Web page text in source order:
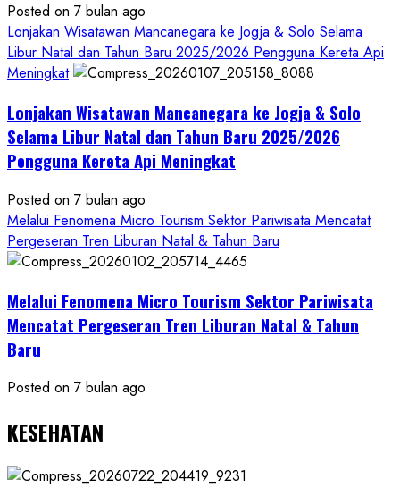
Resmi
Sandang
Status
Kalurahan
Budaya
Posted on 7 bulan ago
Lonjakan Wisatawan Mancanegara ke Jogja & Solo Selama
Libur Natal dan Tahun Baru 2025/2026 Pengguna Kereta Api
Meningkat
Lonjakan Wisatawan Mancanegara ke Jogja & Solo
Selama Libur Natal dan Tahun Baru 2025/2026
Pengguna Kereta Api Meningkat
Posted on 7 bulan ago
Melalui Fenomena Micro Tourism Sektor Pariwisata Mencatat
Pergeseran Tren Liburan Natal & Tahun Baru
Melalui Fenomena Micro Tourism Sektor Pariwisata
Mencatat Pergeseran Tren Liburan Natal & Tahun
Baru
Posted on 7 bulan ago
KESEHATAN